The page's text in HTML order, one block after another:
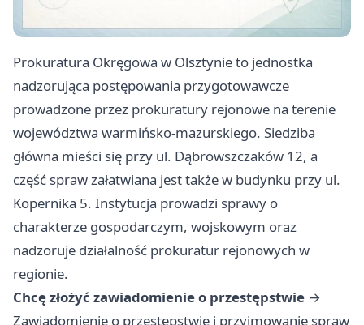
Prokuratura Okręgowa w Olsztynie to jednostka
nadzorująca postępowania przygotowawcze
prowadzone przez prokuratury rejonowe na terenie
województwa warmińsko-mazurskiego. Siedziba
główna mieści się przy ul. Dąbrowszczaków 12, a
część spraw załatwiana jest także w budynku przy ul.
Kopernika 5. Instytucja prowadzi sprawy o
charakterze gospodarczym, wojskowym oraz
nadzoruje działalność prokuratur rejonowych w
regionie.
Chcę złożyć zawiadomienie o przestępstwie →
Zawiadomienie o przestępstwie i przyjmowanie spraw